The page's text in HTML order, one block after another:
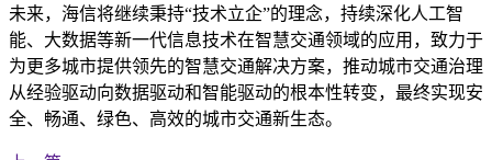
未来，海信将继续秉持“技术立企”的理念，持续深化人工智
能、大数据等新⼀代信息技术在智慧交通领域的应用，致力于
为更多城市提供领先的智慧交通解决方案，推动城市交通治理
从经验驱动向数据驱动和智能驱动的根本性转变，最终实现安
全、畅通、绿色、高效的城市交通新生态。